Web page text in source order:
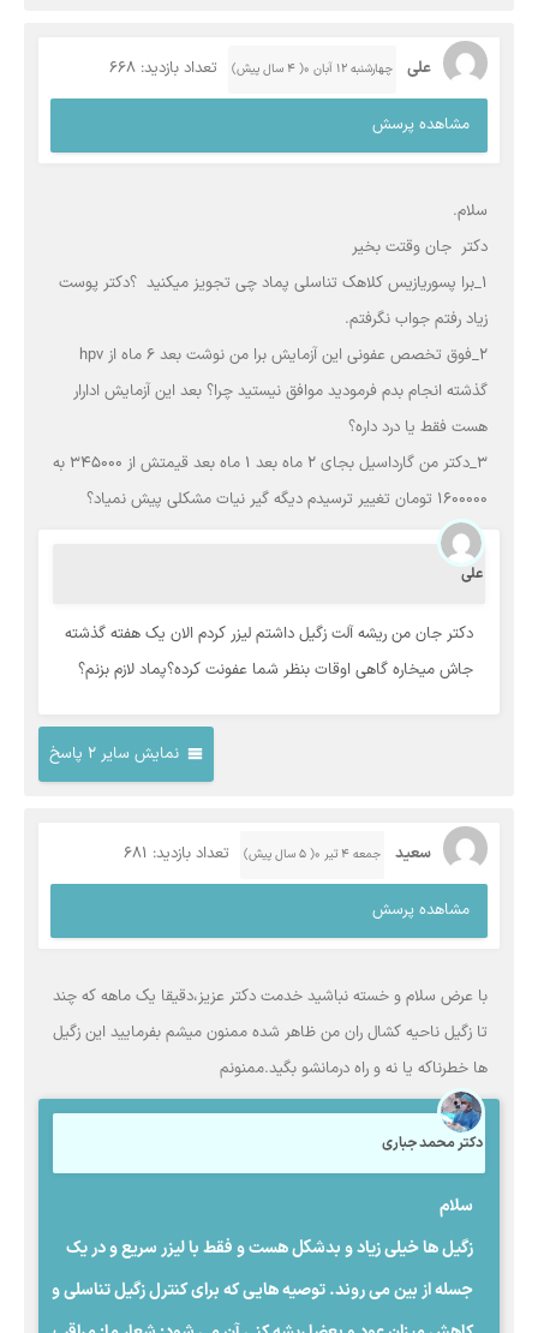
علی چهارشنبه ۱۲ آبان ۰( 4 سال پیش) تعداد بازدید: 668
مشاهده پرسش
سلام.
دکتر جان وقتت بخیر
۱_برا پسوریازیس کلاهک تناسلی پماد چی تجویز میکنید ؟دکتر پوست
زیاد رفتم جواب نگرفتم.
۲_فوق تخصص عفونی این آزمایش برا من نوشت بعد ۶ ماه از hpv
گذشته انجام بدم فرمودید موافق نیستید چرا؟ بعد این آزمایش ادارار
هست فقط یا درد داره؟
۳_دکتر من گارداسیل بجای ۲ ماه بعد ۱ ماه بعد قیمتش از ۳۴۵۰۰۰ به
۱۶۰۰۰۰۰ تومان تغییر ترسیدم دیگه گیر نیات مشکلی پیش نمیاد؟
علی
دکتر جان من ریشه آلت زگیل داشتم لیزر کردم الان یک هفته گذشته
جاش میخاره گاهی اوقات بنظر شما عفونت کرده؟پماد لازم بزنم؟
نمایش سایر 2 پاسخ
سعید جمعه ۴ تیر ۰( 5 سال پیش) تعداد بازدید: 681
مشاهده پرسش
با عرض سلام و خسته نباشید خدمت دکتر عزیز،دقیقا یک ماهه که چند
تا زگیل ناحیه کشال ران من ظاهر شده ممنون میشم بفرمایید این زگیل
ها خطرناکه یا نه و راه درمانشو بگید.ممنونم
دکتر محمد جباری
سلام
زگیل ها خیلی زیاد و بدشکل هست و فقط با لیزر سریع و در یک
جسله از بین می روند. توصیه هایی که برای کنترل زگیل تناسلی و